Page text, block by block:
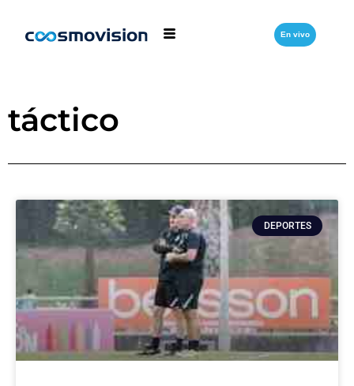
En vivo
táctico
DEPORTES